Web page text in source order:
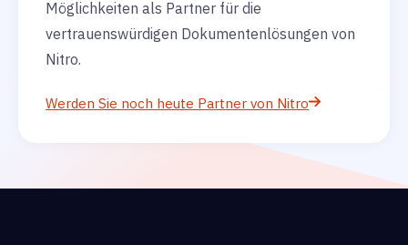
Möglichkeiten als Partner für die
vertrauenswürdigen Dokumentenlösungen von
Nitro.
Werden Sie noch heute Partner von Nitro